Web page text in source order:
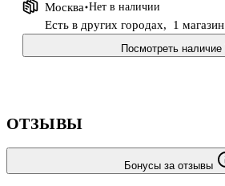
Москва Нет в наличии
Есть в других городах, 1 магазин
Посмотреть наличие
ОТЗЫВЫ
Бонусы за отзывы